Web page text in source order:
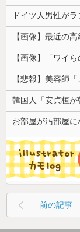
【画像】最近の
【画像】「ワイ
【悲報】美容師
お部屋が汚部屋に
前の記事